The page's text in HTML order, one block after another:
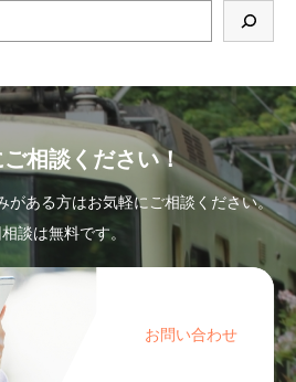
相談ください！
がある方はお気軽にご相談ください。
談は無料です。
お問い合わせ